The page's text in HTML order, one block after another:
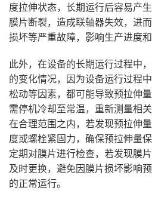
度拉伸状态，长期运行后容易产
膜片断裂，造成联轴器失效，进
损坏等严重故障，影响生产进度和
此外，在设备的长期运行过程中
的变化情况，因为设备运行过程
松动等因素，都可能导致预拉伸
需停机冷却至常温，重新测量相
在合理范围之内，若发现预拉伸
度或螺栓紧固力，确保预拉伸量
定期对膜片进行检查，若发现膜
及时更换，避免因膜片损坏影响
的正常运行。